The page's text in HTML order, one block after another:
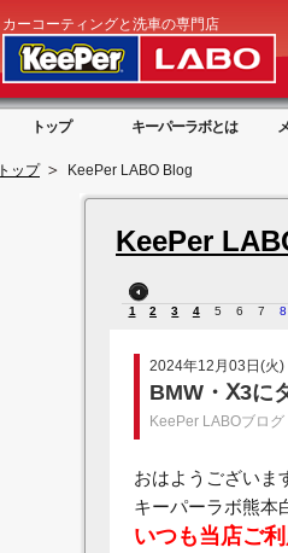
カーコーティングと洗車の専門店
トップ キーパーラボとは
トップ KeePer LABO Blog
KeePer
1 2 3 4 5 6 7 8
2024年12月03日(火)
BMW・Ⅹ3に
KeePer LABOブログ
おはようございま
キーパーラボ熊本
いつも当店ご